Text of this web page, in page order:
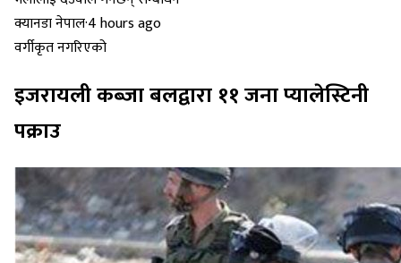
क्यानडा नेपाल·4 hours ago
वर्गीकृत नगरिएको
इजरायली कब्जा बलद्वारा ११ जना प्यालेस्टिनी
पक्राउ